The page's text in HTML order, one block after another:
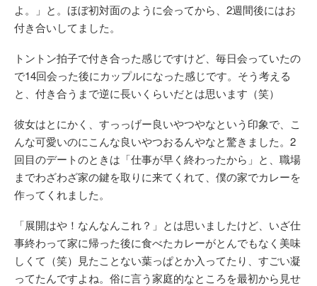
よ。」と。ほぼ初対面のように会ってから、2週間後にはお
付き合いしてました。
トントン拍子で付き合った感じですけど、毎日会っていたの
で14回会った後にカップルになった感じです。そう考える
と、付き合うまで逆に長いくらいだとは思います（笑）
彼女はとにかく、すっっげー良いやつやなという印象で、こ
んな可愛いのにこんな良いやつおるんやなと驚きました。2
回目のデートのときは「仕事が早く終わったから」と、職場
までわざわざ家の鍵を取りに来てくれて、僕の家でカレーを
作ってくれました。
「展開はや！なんなんこれ？」とは思いましたけど、いざ仕
事終わって家に帰った後に食べたカレーがとんでもなく美味
しくて（笑）見たことない葉っぱとか入ってたり、すごい凝
ってたんですよね。俗に言う家庭的なところを最初から見せ